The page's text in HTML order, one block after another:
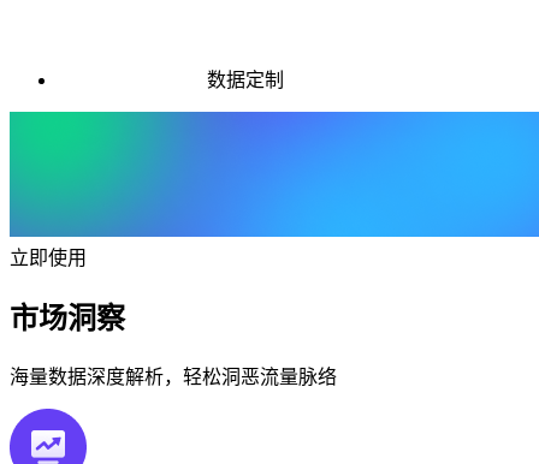
数据定制
立即使用
市场洞察
海量数据深度解析，轻松洞恶流量脉络